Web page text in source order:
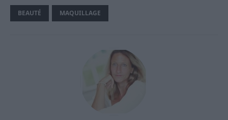
BEAUTÉ MAQUILLAGE